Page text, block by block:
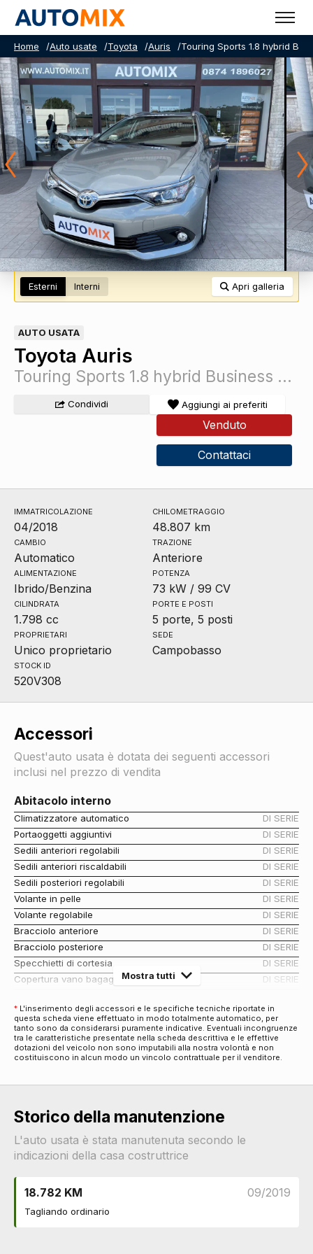
Home /Auto usate /Toyota /Auris /Touring Sports 1.8 hybrid
Esterni Interni Apri galleria
AUTO USATA
Toyota Auris
Touring Sports 1.8 hybrid Business cvt my17
Condividi Aggiungi ai preferiti
Venduto
Contattaci
IMMATRICOLAZIONE
04/2018
CHILOMETRAGGIO
48.807 km
CAMBIO
Automatico
TRAZIONE
Anteriore
ALIMENTAZIONE
Ibrido/Benzina
POTENZA
73 kW / 99 CV
CILINDRATA
1.798 cc
PORTE E POSTI
5 porte, 5 posti
PROPRIETARI
Unico proprietario
SEDE
Campobasso
STOCK ID
520V308
Accessori
Quest'auto usata è dotata dei seguenti accessori
inclusi nel prezzo di vendita
Abitacolo interno
Climatizzatore automatico
DI SERIE
Portaoggetti aggiuntivi
DI SERIE
Sedili anteriori regolabili
DI SERIE
Sedili anteriori riscaldabili
DI SERIE
Sedili posteriori regolabili
DI SERIE
Volante in pelle
DI SERIE
Volante regolabile
DI SERIE
Bracciolo anteriore
DI SERIE
Bracciolo posteriore
DI SERIE
Specchietti di cortesia
DI SERIE
Copertura vano bagagli
DI SERIE
Antifurti
Chiusura centralizzata DI SERIE
Audio e Telematica
Computer di bordo
Cerchi in lega da 16
Bluetooth
DI SERIE
Eco
Mostra tutti
* L'inserimento degli accessori e le specifiche tecniche riportate in
questa scheda viene effettuato in modo totalmente automatico, per
tanto sono da considerarsi puramente indicative. Eventuali incongruenze
tra le caratteristiche presentate nella scheda descrittiva e le effettive
dotazioni del veicolo non sono imputabili alla nostra volontà e non
costituiscono in alcun modo un vincolo contrattuale per il venditore.
Storico della manutenzione
L'auto usata è stata manutenuta secondo le
indicazioni della casa costruttrice
18.782 KM 09/2019
Tagliando ordinario